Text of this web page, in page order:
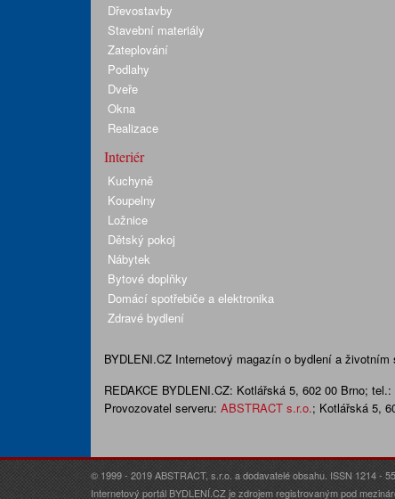
Dřevostavby
Stavební materiály
Zateplování
Podlahy
Dveře
Okna
Realizace
Interiér
Kuchyně
Koupelny
Ložnice
Dětský pokoj
Nábytek
Bytové doplňky
Domácí spotřebiče a elektronika
Zdravé bydlení
BYDLENI.CZ Internetový magazín o bydlení a
REDAKCE BYDLENI.CZ: Kotlářská 5, 602 00 Brno; tel.:
Provozovatel serveru: ABSTRACT s.r.o.; Kotlářská 5,
© 1999 - 2019 ABSTRACT, s.r.o. a dodavatelé obsahu. ISSN 1214 -
Internetový portál BYDLENÍ.CZ je zdrojem registrovaným pod